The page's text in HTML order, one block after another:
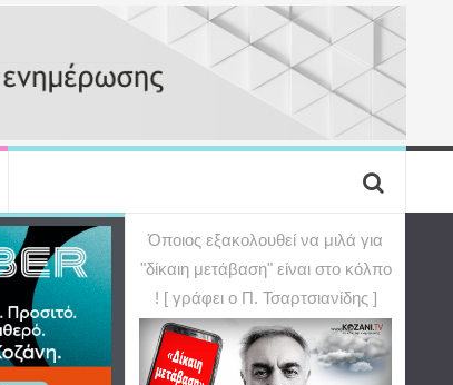
Όποιος εξακολουθεί να μιλά για
"δίκαιη μετάβαση" είναι στο κόλπο
! [ γράφει ο Π. Τσαρτσιανίδης ]